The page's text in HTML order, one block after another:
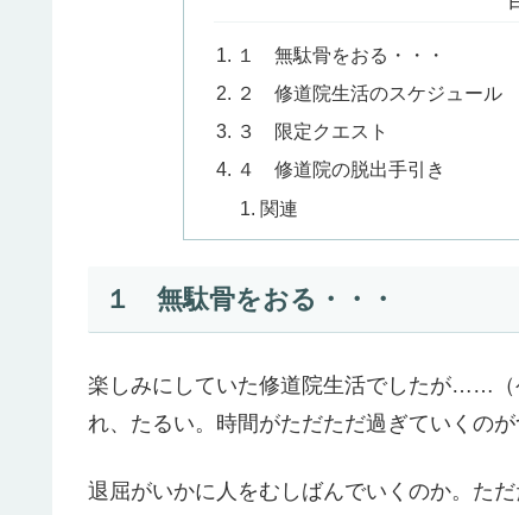
１ 無駄骨をおる・・・
２ 修道院生活のスケジュール
３ 限定クエスト
４ 修道院の脱出手引き
関連
１ 無駄骨をおる・・・
楽しみにしていた修道院生活でしたが……（
れ、たるい。時間がただただ過ぎていくのが
退屈がいかに人をむしばんでいくのか。た